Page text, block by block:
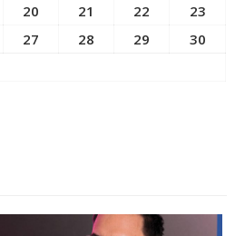
20 21 22
23
27 28 29
30